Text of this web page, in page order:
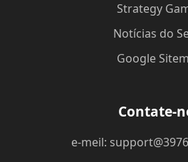
Strategy
Notícias do
Google
Contate-
e-meil: